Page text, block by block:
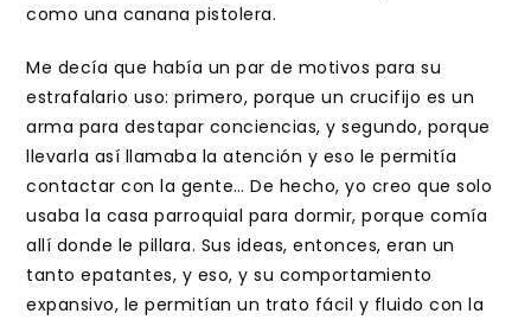
como una canana pistolera.
Me decía que había un par de motivos para su
estrafalario uso: primero, porque un crucifijo es un
arma para destapar conciencias, y segundo, porque
llevarla así llamaba la atención y eso le permitía
contactar con la gente… De hecho, yo creo que solo
usaba la casa parroquial para dormir, porque comía
allí donde le pillara. Sus ideas, entonces, eran un
tanto epatantes, y eso, y su comportamiento
expansivo, le permitían un trato fácil y fluido con la